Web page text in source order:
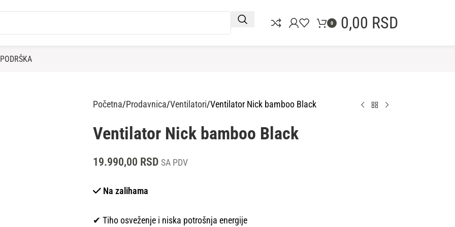
0 0,00 RSD
PODRŠKA
Početna Prodavnica Ventilatori Ventilator Nick bamboo Black
Ventilator Nick bamboo Black
19.990,00 RSD SA PDV
Na zalihama
✔ Tiho osveženje i niska potrošnja energije